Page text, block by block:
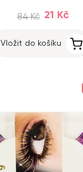
84 Kč 21 Kč
Vložit do košíku